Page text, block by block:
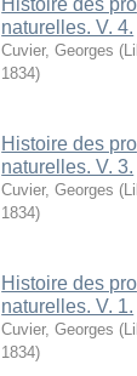
Histoire des
naturelles. V. 4.
Cuvier, Georges (
1834)
Histoire des
naturelles. V. 3.
Cuvier, Georges (
1834)
Histoire des
naturelles. V. 1.
Cuvier, Georges (
1834)